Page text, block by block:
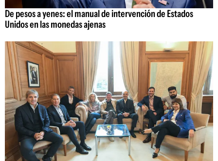
De pesos a yenes: el manual de intervención de Estados
Unidos en las monedas ajenas